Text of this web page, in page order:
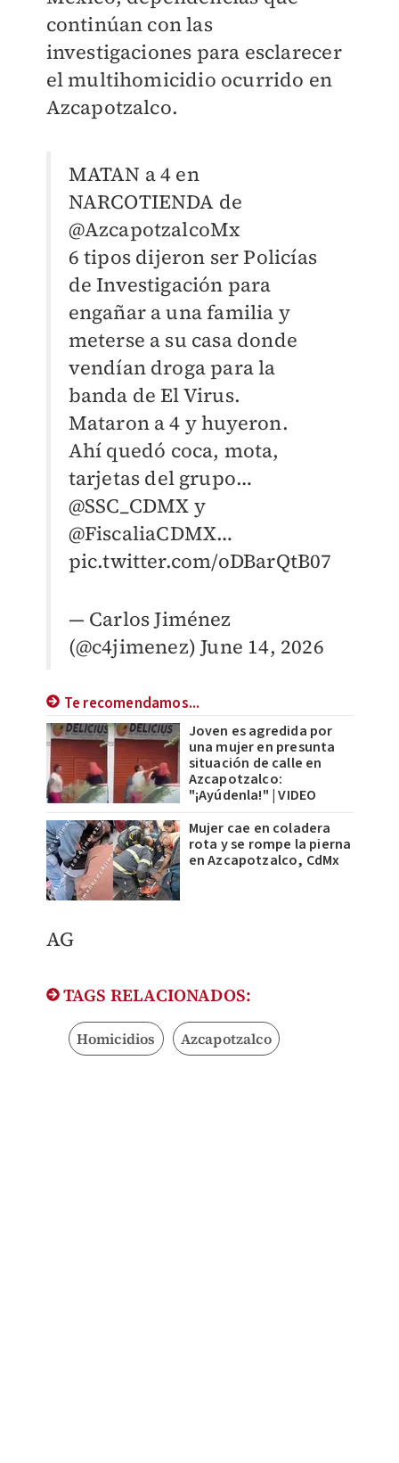
continúan con las
investigaciones para esclarecer
el multihomicidio ocurrido en
Azcapotzalco.
MATAN a 4 en
NARCOTIENDA de
@AzcapotzalcoMx
6 tipos dijeron ser Policías
de Investigación para
engañar a una familia y
meterse a su casa donde
vendían droga para la
banda de El Virus.
Mataron a 4 y huyeron.
Ahí quedó coca, mota,
tarjetas del grupo…
@SSC_CDMX y
@FiscaliaCDMX…
pic.twitter.com/oDBarQtB07
— Carlos Jiménez
(@c4jimenez)June 14, 2026
Te recomendamos...
Joven es agredida por
una mujer en presunta
situación de calle en
Azcapotzalco:
"¡Ayúdenla!" | VIDEO
Mujer cae en coladera
rota y se rompe la pierna
en Azcapotzalco, CdMx
AG
TAGS RELACIONADOS:
Homicidios Azcapotzalco